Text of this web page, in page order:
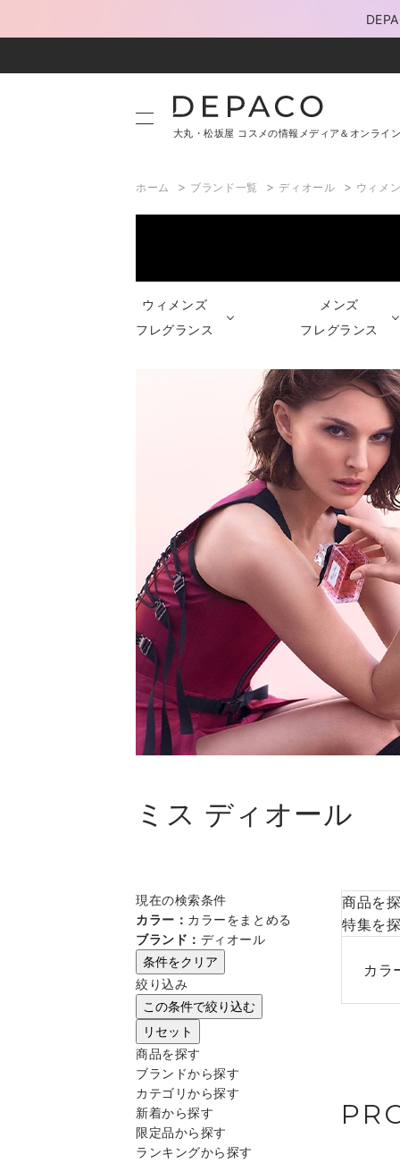
大丸・松坂屋 コスメの情報メディア＆オンライ
ホーム > ブランド一覧 > ディオール > ウィメ
ウィメンズ
フレグランス
メンズ
フレグランス
ミス ディオール
現在の検索条件
カラー： カラーをまとめる
ブランド： ディオール
条件をクリア
絞り込み
この条件で絞り込む
リセット
商品を探す
ブランドから探す
カテゴリから探す
新着から探す
限定品から探す
ランキングから探す
商品を
特集を
カラ